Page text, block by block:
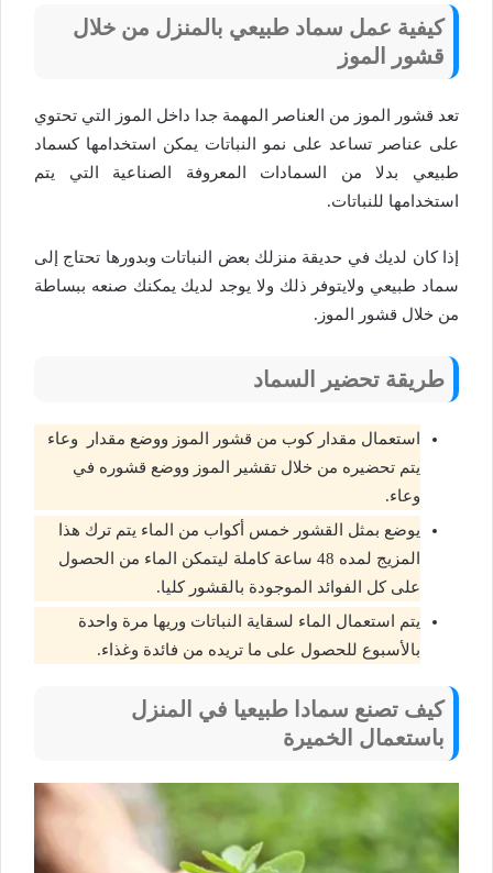
كيفية عمل سماد طبيعي بالمنزل من خلال
قشور الموز
تعد قشور الموز من العناصر المهمة جدا داخل الموز التي تحتوي
على عناصر تساعد على نمو النباتات يمكن استخدامها كسماد
طبيعي بدلا من السمادات المعروفة الصناعية التي يتم
استخدامها للنباتات.
إذا كان لديك في حديقة منزلك بعض النباتات وبدورها تحتاج إلى
سماد طبيعي ولايتوفر ذلك ولا يوجد لديك يمكنك صنعه ببساطة
من خلال قشور الموز.
طريقة تحضير السماد
استعمال مقدار كوب من قشور الموز ووضع مقدار وعاء
يتم تحضيره من خلال تقشير الموز ووضع قشوره في
وعاء.
يوضع بمثل القشور خمس أكواب من الماء يتم ترك هذا
المزيج لمده 48 ساعة كاملة ليتمكن الماء من الحصول
على كل الفوائد الموجودة بالقشور كليا.
يتم استعمال الماء لسقاية النباتات وريها مرة واحدة
بالأسبوع للحصول على ما تريده من فائدة وغذاء.
كيف تصنع سمادا طبيعيا في المنزل
باستعمال الخميرة